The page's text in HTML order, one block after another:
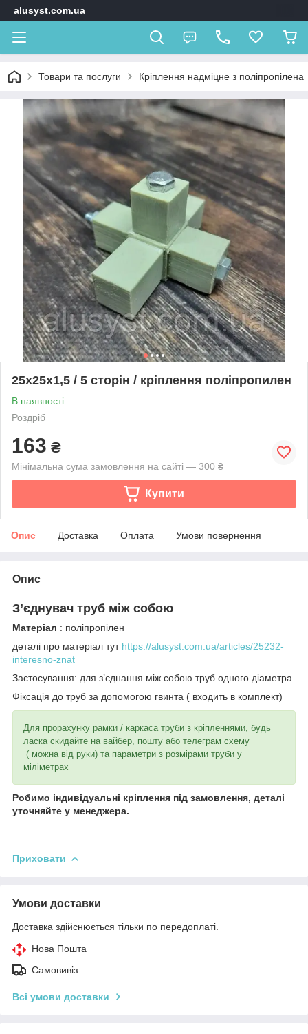
alusyst.com.ua
Товари та послуги Кріплення надміцне з поліпропілена
25х25х1,5 / 5 сторін / кріплення поліпропилен
В наявності
Роздріб
163 ₴
Мінімальна сума замовлення на сайті — 300 ₴
Купити
Опис Доставка Оплата Умови повернення
Опис
З’єднувач труб між собою
Матеріал : поліпропілен
деталі про матеріал тут https://alusyst.com.ua/articles/25232-
interesno-znat
Застосування: для з’єднання між собою труб одного діаметра.
Фіксація до труб за допомогою гвинта ( входить в комплект)
Для прорахунку рамки / каркаса труби з кріпленнями, будь
ласка скидайте на вайбер, пошту або телеграм схему
( можна від руки) та параметри з розмірами труби у
міліметрах
Робимо індивідуальні кріплення під замовлення, деталі
уточняйте у менеджера.
Приховати
Умови доставки
Доставка здійснюється тільки по передоплаті.
Нова Пошта
Самовивіз
Всі умови доставки